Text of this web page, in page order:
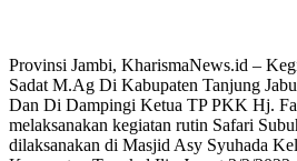
Provinsi Jambi, KharismaNews.id –
Sadat M.Ag Di Kabupaten Tanjung
Dan Di Dampingi Ketua TP PKK Hj.
melaksanakan kegiatan rutin Safari
dilaksanakan di Masjid Asy Syuhada